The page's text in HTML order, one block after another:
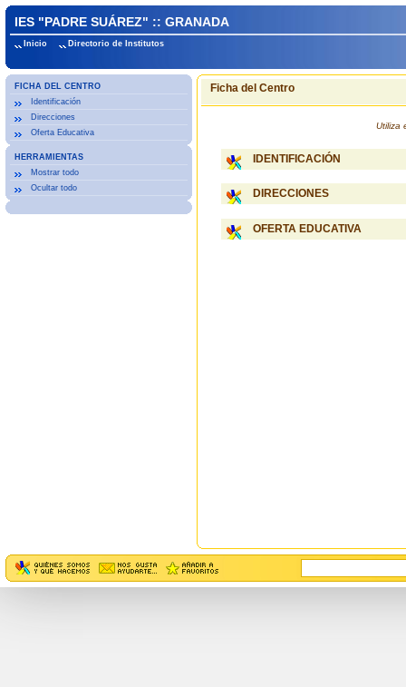
IES "PADRE SUÁREZ" :: GRANADA
Inicio Directorio de Institutos
FICHA DEL CENTRO
Identificación
Direcciones
Oferta Educativa
HERRAMIENTAS
Mostrar todo
Ocultar todo
Ficha del Centro
Utiliza
IDENTIFICACIÓN
DIRECCIONES
OFERTA EDUCATIVA